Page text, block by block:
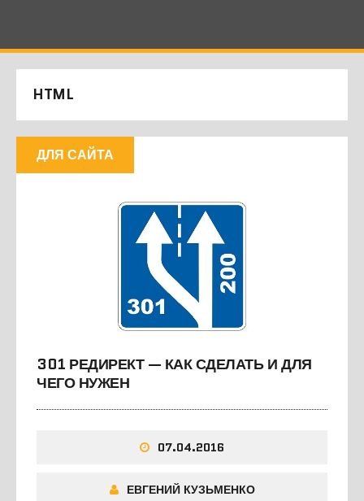
HTML
ДЛЯ САЙТА
301 РЕДИРЕКТ — КАК СДЕЛАТЬ И ДЛЯ
ЧЕГО НУЖЕН
07.04.2016
ЕВГЕНИЙ КУЗЬМЕНКО